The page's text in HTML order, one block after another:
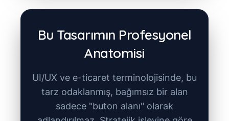
Bu Tasarımın Profesyonel
Anatomisi
UI/UX ve e-ticaret terminolojisinde, bu
tarz odaklanmış, bağımsız bir alan
sadece "buton alanı" olarak